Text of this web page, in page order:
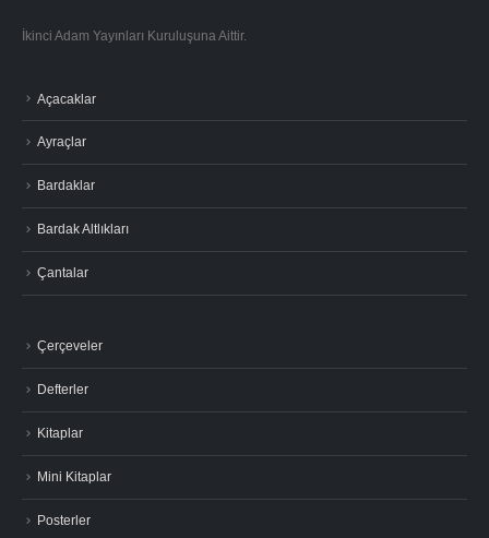
İkinci Adam Yayınları Kuruluşuna Aittir.
Açacaklar
Ayraçlar
Bardaklar
Bardak Altlıkları
Çantalar
Çerçeveler
Defterler
Kitaplar
Mini Kitaplar
Posterler